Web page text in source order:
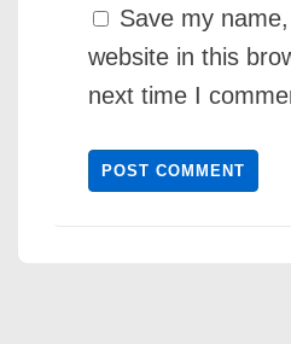
Save my
website in this
next time I